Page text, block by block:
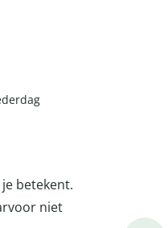
betekent.
niet